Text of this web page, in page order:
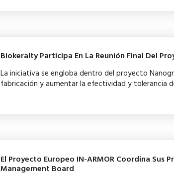
Biokeralty Participa En La Reunión Final Del
La iniciativa se engloba dentro del proyecto
fabricación y aumentar la efectividad y tolerancia
El Proyecto Europeo IN-ARMOR Coordina Sus
Management Board